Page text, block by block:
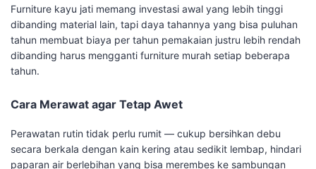
Furniture kayu jati memang investasi awal yang lebih tinggi
dibanding material lain, tapi daya tahannya yang bisa puluhan
tahun membuat biaya per tahun pemakaian justru lebih rendah
dibanding harus mengganti furniture murah setiap beberapa
tahun.
Cara Merawat agar Tetap Awet
Perawatan rutin tidak perlu rumit — cukup bersihkan debu
secara berkala dengan kain kering atau sedikit lembap, hindari
paparan air berlebihan yang bisa merembes ke sambungan